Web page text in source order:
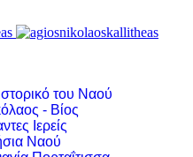
του Ναού
- Βίος
Ιερείς
Ναού